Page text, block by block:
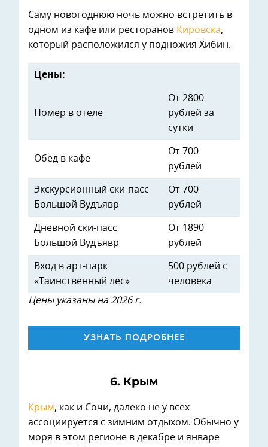
Саму новогоднюю ночь можно встретить в
одном из кафе или ресторанов Кировска,
который расположился у подножия Хибин.
Цены:
Номер в отеле
От 2800
рублей за
сутки
Обед в кафе
От 700
рублей
Экскурсионный ски-пасс
Большой Вудъявр
От 700
рублей
Дневной ски-пасс
Большой Вудъявр
От 1890
рублей
Вход в арт-парк
«Таинственный лес»
500 рублей с
человека
Цены указаны на 2026 г.
УЗНАТЬ ПОДРОБНЕЕ
6. Крым
Крым, как и Сочи, далеко не у всех
ассоциируется с зимним отдыхом. Обычно у
моря в этом регионе в декабре и январе